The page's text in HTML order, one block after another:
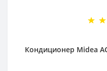
Кондиционер Midea